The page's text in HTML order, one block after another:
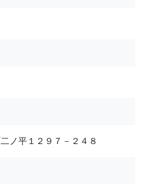
ノ平１２９７－２４８